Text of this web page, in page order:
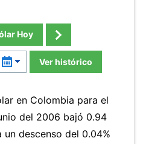
Hoy
Ver histórico
en Colombia para el
del 2006 bajó 0.94
un descenso del 0.04%